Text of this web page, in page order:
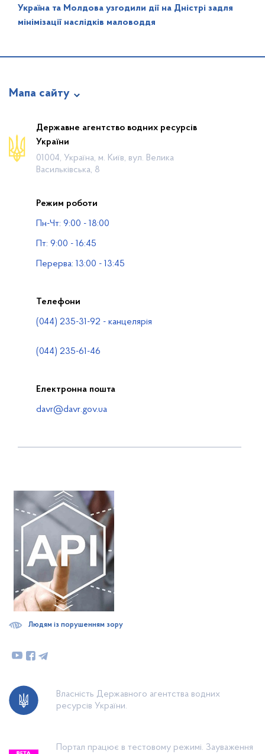
Україна та Молдова узгодили дії на Дністрі задля
мінімізації наслідків маловоддя
Мапа сайту
Про відомство
Діяльність
Громадянам
Публічна інформація
Водогосподарські організації
Державне агентство водних ресурсів
України
01004, Україна, м. Київ, вул. Велика
Васильківська, 8
Режим роботи
Пн-Чт: 9:00 - 18:00
Пт: 9:00 - 16:45
Перерва: 13:00 - 13:45
Телефони
(044) 235-31-92 - канцелярія
(044) 235-61-46
Електронна пошта
davr@davr.gov.ua
Власність Державного агентства водних
ресурсів України.
Портал працює в тестовому режимі. Зауваження
Людям із порушенням зору